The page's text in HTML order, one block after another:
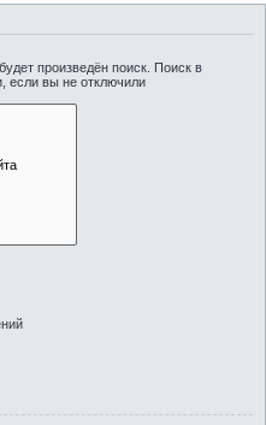
произведён поиск. Поиск в
если вы не отключили